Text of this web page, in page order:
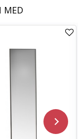
MED